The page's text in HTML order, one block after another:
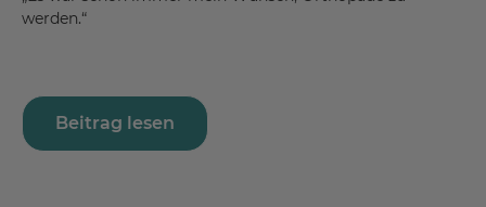
werden.“
Beitrag lesen